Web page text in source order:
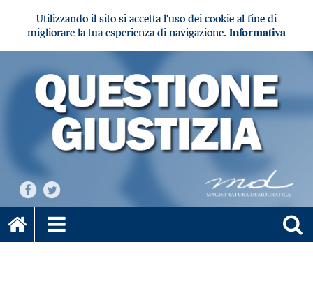
Utilizzando il sito si accetta l'uso dei cookie al fine di
migliorare la tua esperienza di navigazione. Informativa